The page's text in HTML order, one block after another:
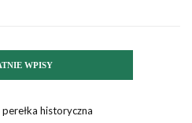
WPISY
historyczna